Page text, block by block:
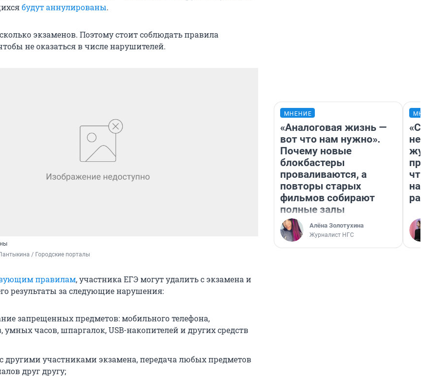
будут аннулированы.
экзаменов. Поэтому стоит соблюдать правила
не оказаться в числе нарушителей.
/ Городские порталы
правилам, участника ЕГЭ могут удалить с экзамена и
результаты за следующие нарушения:
запрещенных предметов: мобильного телефона,
часов, шпаргалок, USB-накопителей и других средств
другими участниками экзамена, передача любых предметов
друг другу;
МНЕНИЕ
«Аналоговая жизнь —
вот что нам нужно».
Почему новые
блокбастеры
проваливаются, а
повторы старых
фильмов собирают
полные залы
Алёна Золотухина
Журналист НГС
на
ради